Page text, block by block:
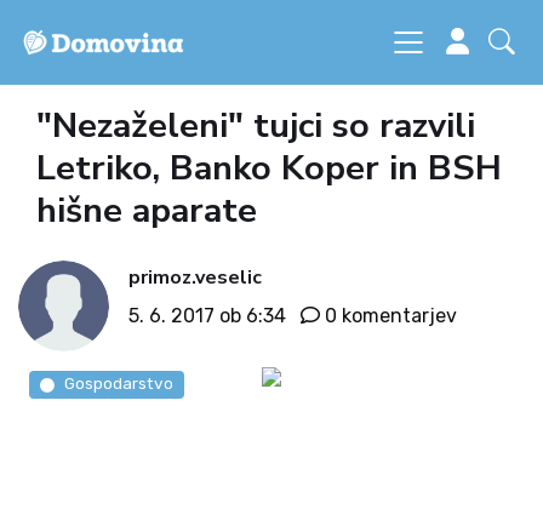
"Nezaželeni" tujci so razvili
Letriko, Banko Koper in BSH
hišne aparate
primoz.veselic
5. 6. 2017 ob 6:34 0 komentarjev
Gospodarstvo